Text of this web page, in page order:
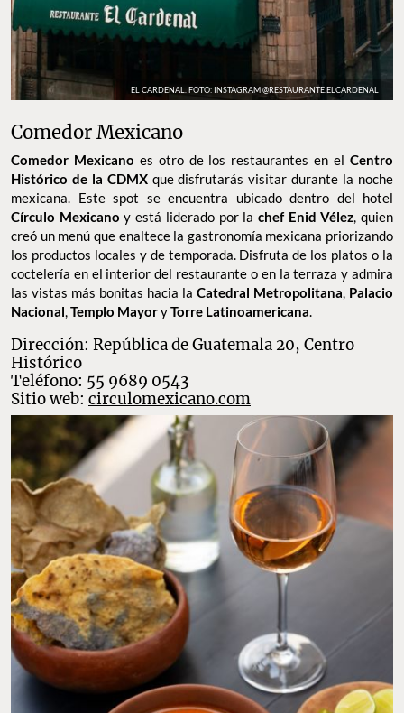
EL CARDENAL. FOTO: INSTAGRAM @RESTAURANTE.ELCARDENAL
Comedor Mexicano
Comedor Mexicano es otro de los restaurantes en elCentro
Histórico de la CDMX que disfrutarás visitar durante la noche
mexicana. Este spot se encuentra ubicado dentro del hotel
Círculo Mexicano y está liderado por la chef Enid Vélez, quien
creó un menú que enaltece la gastronomía mexicana priorizando
los productos locales y de temporada. Disfruta de los platos o la
coctelería en el interior del restaurante o en la terraza y admira
las vistas más bonitas hacia la Catedral Metropolitana, Palacio
Nacional,Templo MayoryTorre Latinoamericana.
Dirección: República de Guatemala 20, Centro
Histórico
Teléfono: 55 9689 0543
Sitio web: circulomexicano.com